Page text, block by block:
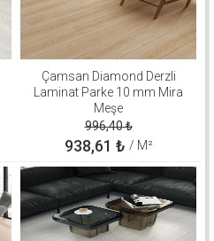
Çamsan Diamond Derzli
Laminat Parke 10 mm Mira
Meşe
996,40₺
938,61 ₺ / M²